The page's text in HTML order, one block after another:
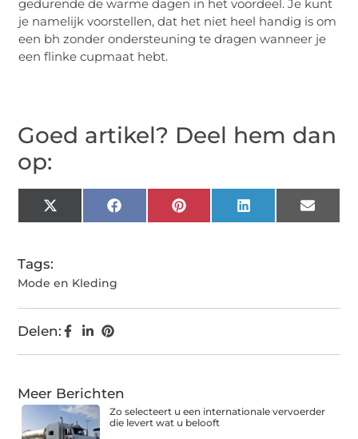
gedurende de warme dagen in het voordeel. Je kunt
je namelijk voorstellen, dat het niet heel handig is om
een bh zonder ondersteuning te dragen wanneer je
een flinke cupmaat hebt.
Goed artikel? Deel hem dan
op:
X
(Twitter)
FacebookPinterestLinkedIn Email
Tags:
Mode en Kleding
Delen:
Meer Berichten
Zo selecteert u een internationale vervoerder
die levert wat u belooft